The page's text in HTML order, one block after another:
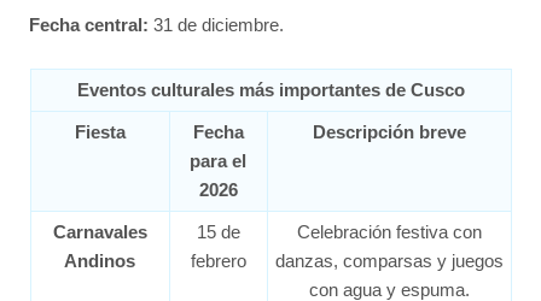
Fecha central: 31 de diciembre.
Eventos culturales más importantes de Cusco
Fiesta
Fecha
para el
2026
Descripción breve
Carnavales
Andinos
15 de
febrero
Celebración festiva con
danzas, comparsas y juegos
con agua y espuma.